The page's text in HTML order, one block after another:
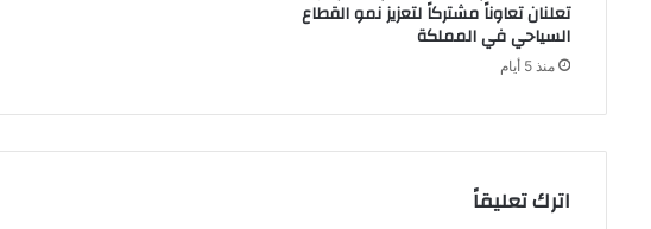
تعلنان تعاوناً مشتركاً لتعزيز نمو القطاع
السياحي في المملكة
منذ 5 أيام
اترك تعليقاً